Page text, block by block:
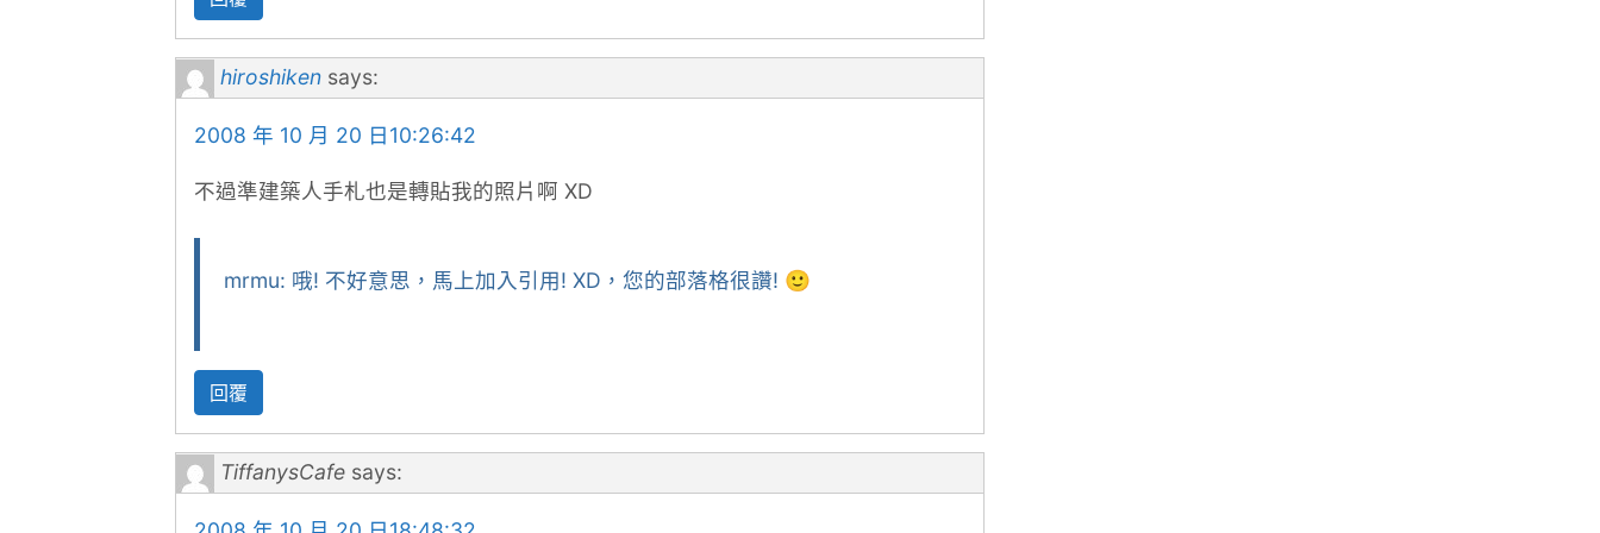
hiroshiken says:
2008 年 10 月 20 日10:26:42
不過準建築人手札也是轉貼我的照片啊 XD
mrmu: 哦! 不好意思，馬上加入引用! XD，您的部落格很讚! 🙂
回覆
TiffanysCafe says: